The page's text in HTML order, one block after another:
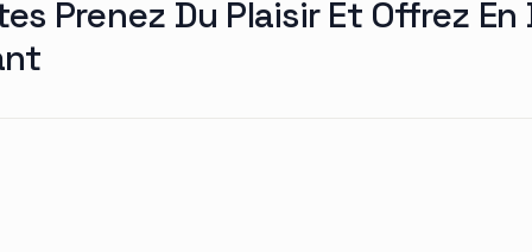
Prenez Du Plaisir Et Offrez En